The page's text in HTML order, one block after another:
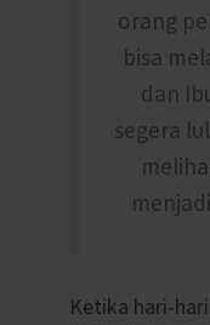
orang
bisa
dan
segera
Ketika hari-